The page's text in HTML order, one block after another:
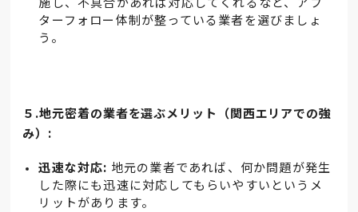
ターフォロー体制が整っている業者を選びましょ
う。
５.地元密着の業者を選ぶメリット（関西エリアでの強
み）:
迅速な対応: 地元の業者であれば、何か問題が発生
した際にも迅速に対応してもらいやすいというメ
リットがあります。